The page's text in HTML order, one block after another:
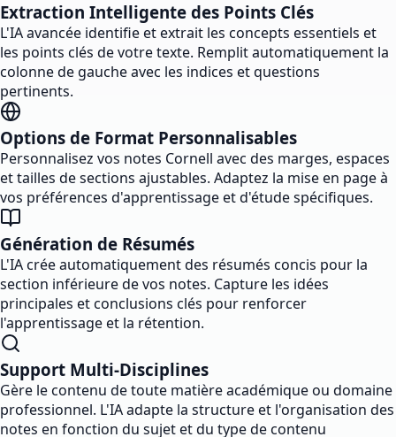
Extraction Intelligente des Points Clés
L'IA avancée identifie et extrait les concepts essentiels et
les points clés de votre texte. Remplit automatiquement la
colonne de gauche avec les indices et questions
pertinents.
Options de Format Personnalisables
Personnalisez vos notes Cornell avec des marges, espaces
et tailles de sections ajustables. Adaptez la mise en page à
vos préférences d'apprentissage et d'étude spécifiques.
Génération de Résumés
L'IA crée automatiquement des résumés concis pour la
section inférieure de vos notes. Capture les idées
principales et conclusions clés pour renforcer
l'apprentissage et la rétention.
Support Multi-Disciplines
Gère le contenu de toute matière académique ou domaine
professionnel. L'IA adapte la structure et l'organisation des
notes en fonction du sujet et du type de contenu